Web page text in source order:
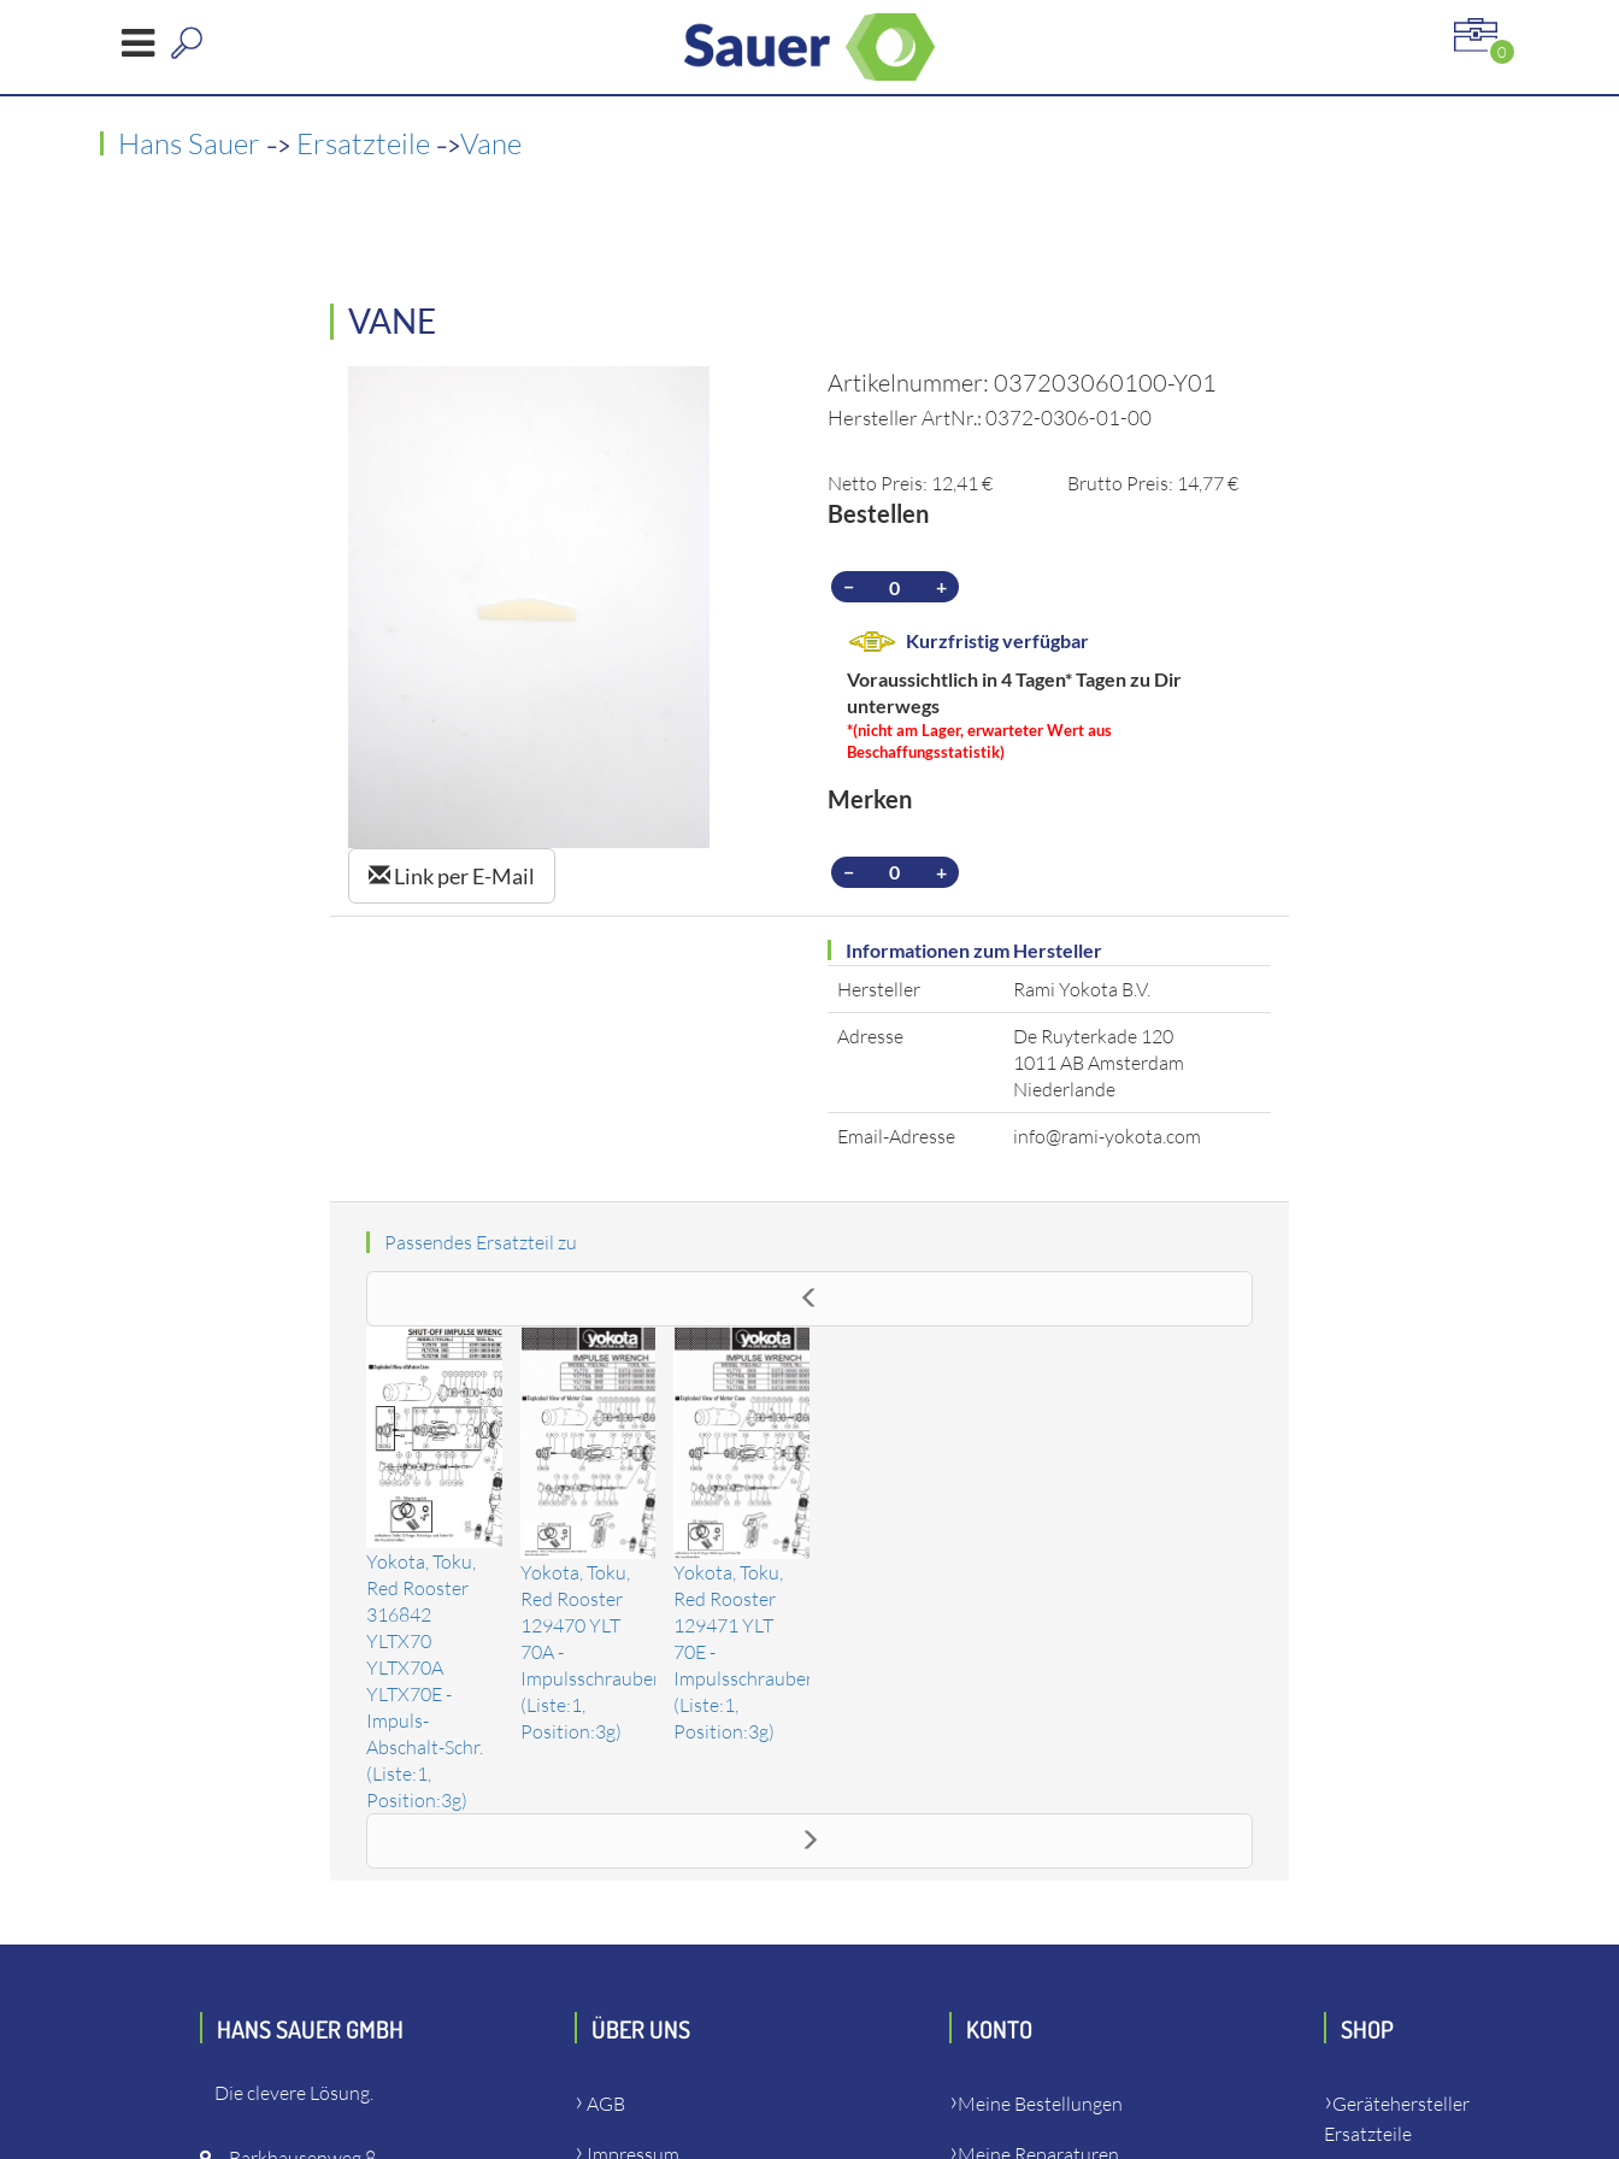
0
Hans Sauer -> Ersatzteile ->Vane
VANE
Link per E-Mail
Artikelnummer: 037203060100-Y01
Hersteller ArtNr.: 0372-0306-01-00
Netto Preis: 12,41 € Brutto Preis: 14,77 €
Bestellen
− +
Kurzfristig verfügbar
Voraussichtlich in 4 Tagen*Tagen zu Dir
unterwegs
*(nicht am Lager, erwarteter Wert aus
Beschaffungsstatistik)
Merken
− +
Informationen zum Hersteller
Hersteller
Rami Yokota B.V.
Adresse
De Ruyterkade 120
1011 AB Amsterdam
Niederlande
Email-Adresse
info@rami-yokota.com
Passendes Ersatzteil zu
Yokota, Toku,
Red Rooster
316842
YLTX70
YLTX70A
YLTX70E -
Impuls-
Abschalt-Schr.
(Liste:1,
Position:3g)
Yokota, Toku,
Red Rooster
129470 YLT
70A -
Impulsschrauber
(Liste:1,
Position:3g)
Yokota, Toku,
Red Rooster
129471 YLT
70E -
Impulsschrauber
(Liste:1,
Position:3g)
Das Ersatzteil "Vane" online bestellen. Es passt unter anderem zu: Yokota, Toku, Red Rooster 316842 YLTX70 YLTX70A YLTX70E - Impuls-Abschalt-Schr., Yokota, Toku, Red
HANS SAUER GMBH
Die clevere Lösung.
ÜBER UNS
AGB
Impressum
KONTO
Meine Bestellungen
Meine Reparaturen
SHOP
Gerätehersteller
Ersatzteile